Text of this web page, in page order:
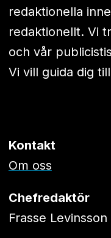
redaktionella
redaktionellt. Vi
och vår
Vi vill guida dig
Kontakt
Om oss
Chefredaktör
Frasse Levinsson